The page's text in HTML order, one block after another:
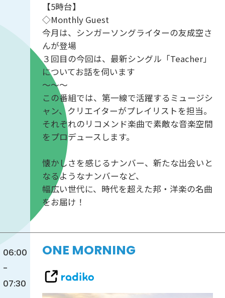
【5時台】
◇Monthly Guest
今月は、シンガーソングライターの友成空さ
んが登場
３回目の今回は、最新シングル「Teacher」
についてお話を伺います
～～～
この番組では、第一線で活躍するミュージシ
ャン、クリエイターがプレイリストを担当。
それぞれのリコメンド楽曲で素敵な音楽空間
をプロデュースします。
懐かしさを感じるナンバー、新たな出会いと
なるようなナンバーなど、
幅広い世代に、時代を超えた邦・洋楽の名曲
をお届け！
06:00
-
07:30
ONE MORNING